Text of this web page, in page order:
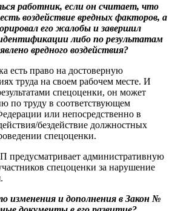
работник, если он считает, что
воздействие вредных факторов, а
его жалобы и завершил
либо по результатам
вредного воздействия?
есть право на достоверную
труда на своем рабочем месте. И
спецоценки, он может
по труду в соответствующем
или непосредственно в
бездействие должностных
спецоценки.
предусматривает административную
спецоценки за нарушение
изменения и дополнения в Закон №